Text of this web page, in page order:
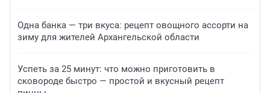
Одна банка — три вкуса: рецепт овощного ассорти на
зиму для жителей Архангельской области
Успеть за 25 минут: что можно приготовить в
сковороде быстро — простой и вкусный рецепт